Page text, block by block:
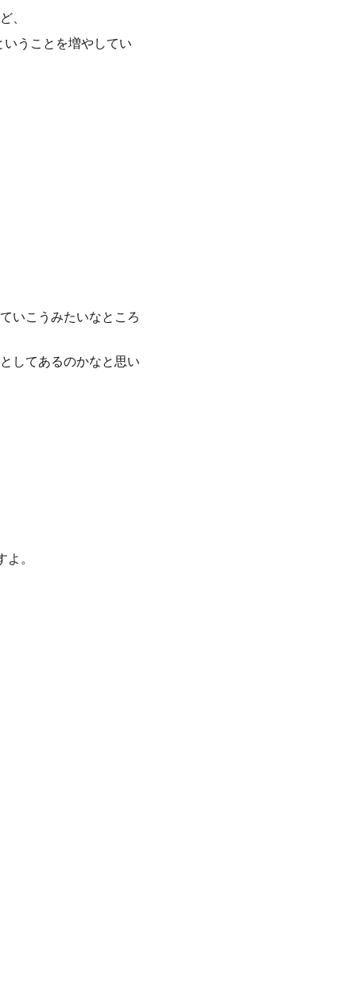
、
うことを増やしてい
いこうみたいなところ
してあるのかなと思い
。